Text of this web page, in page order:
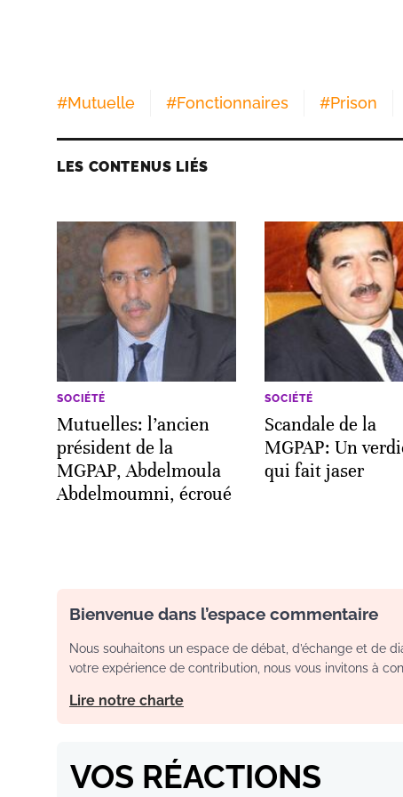
#Mutuelle #Fonctionnaires #Prison
LES CONTENUS LIÉS
SOCIÉTÉ
Mutuelles: l’ancien
président de la
MGPAP, Abdelmoula
Abdelmoumni, écroué
SOCIÉTÉ
Scandale de la
MGPAP: Un
qui fait jaser
Bienvenue dans l’espace commentaire
Nous souhaitons un espace de débat, d’échange et de
votre expérience de contribution, nous vous invitons à
Lire notre charte
VOS RÉACTIONS